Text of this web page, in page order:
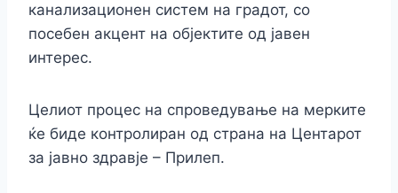
канализационен систем на градот, со
посебен акцент на објектите од јавен
интерес.
Целиот процес на спроведување на мерките
ќе биде контролиран од страна на Центарот
за јавно здравје – Прилеп.